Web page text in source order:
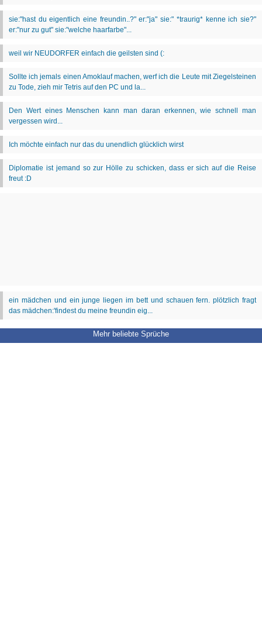
Mehr beliebte Sprüche